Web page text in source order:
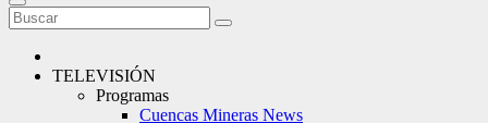
TELEVISIÓN
Programas
Cuencas Mineras News